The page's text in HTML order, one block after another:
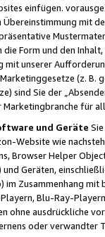
einfügen.
mit
Form und den
unserer
(z. B.
sind Sie der
Marketingbranche für
und Geräte
Website wie
Browser Helper
Geräten,
im Zusammenhang
Blu-Ray-
ohne ausdrückliche
oder